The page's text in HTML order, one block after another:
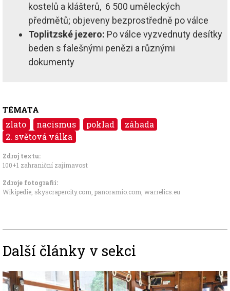
kostelů a klášterů, 6 500 uměleckých
předmětů; objeveny bezprostředně po válce
Toplitzské jezero: Po válce vyzvednuty desítky
beden s falešnými penězi a různými
dokumenty
TÉMATA
zlato nacismus poklad
záhada
2. světová válka
Zdroj textu:
100+1 zahraniční zajímavost
Zdroje fotografii:
Wikipedie, skyscrapercity.com, panoramio.com, warrelics.eu
Další články v sekci
Image